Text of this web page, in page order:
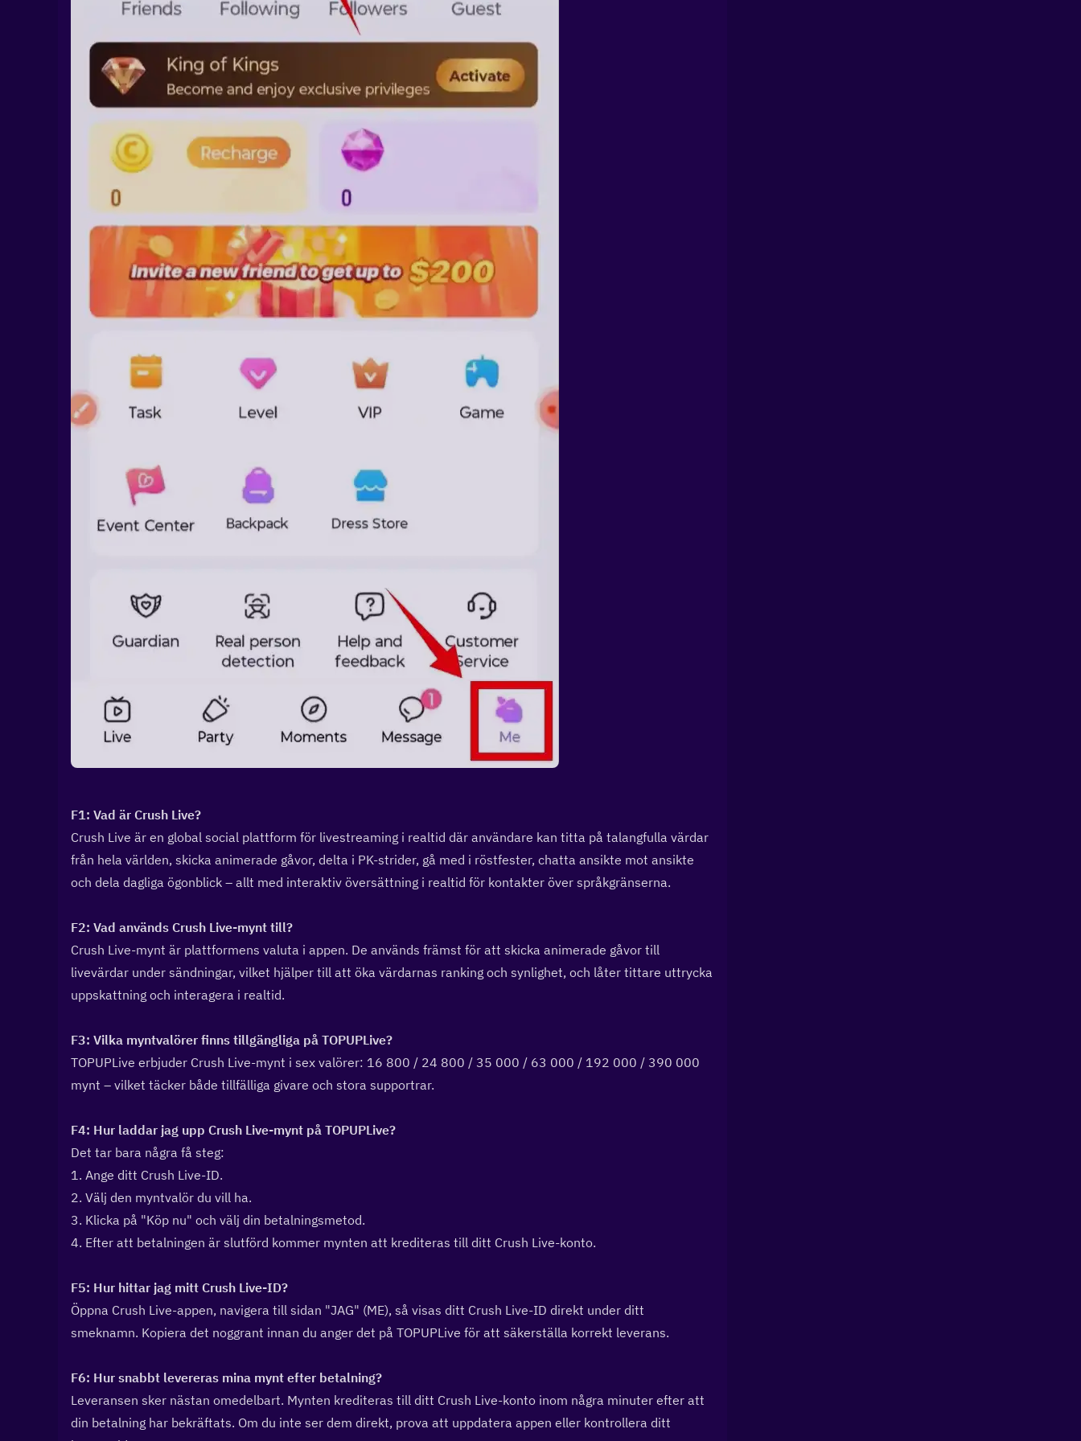
F1: Vad är Crush Live?
Crush Live är en global social plattform för livestreaming i realtid där användare kan titta på talangfulla värdar
från hela världen, skicka animerade gåvor, delta i PK-strider, gå med i röstfester, chatta ansikte mot ansikte
och dela dagliga ögonblick – allt med interaktiv översättning i realtid för kontakter över språkgränserna.
F2: Vad används Crush Live-mynt till?
Crush Live-mynt är plattformens valuta i appen. De används främst för att skicka animerade gåvor till
livevärdar under sändningar, vilket hjälper till att öka värdarnas ranking och synlighet, och låter tittare uttrycka
uppskattning och interagera i realtid.
F3: Vilka myntvalörer finns tillgängliga på TOPUPLive?
TOPUPLive erbjuder Crush Live-mynt i sex valörer: 16 800 / 24 800 / 35 000 / 63 000 / 192 000 / 390 000
mynt – vilket täcker både tillfälliga givare och stora supportrar.
F4: Hur laddar jag upp Crush Live-mynt på TOPUPLive?
Det tar bara några få steg:
1. Ange ditt Crush Live-ID.
2. Välj den myntvalör du vill ha.
3. Klicka på "Köp nu" och välj din betalningsmetod.
4. Efter att betalningen är slutförd kommer mynten att krediteras till ditt Crush Live-konto.
F5: Hur hittar jag mitt Crush Live-ID?
Öppna Crush Live-appen, navigera till sidan "JAG" (ME), så visas ditt Crush Live-ID direkt under ditt
smeknamn. Kopiera det noggrant innan du anger det på TOPUPLive för att säkerställa korrekt leverans.
F6: Hur snabbt levereras mina mynt efter betalning?
Leveransen sker nästan omedelbart. Mynten krediteras till ditt Crush Live-konto inom några minuter efter att
din betalning har bekräftats. Om du inte ser dem direkt, prova att uppdatera appen eller kontrollera ditt